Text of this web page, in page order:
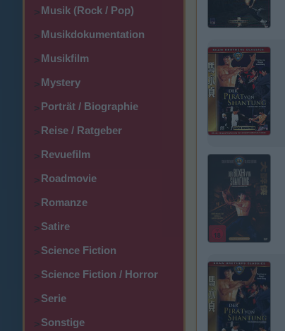
>Musik (Rock / Pop)
>Musikdokumentation
>Musikfilm
>Mystery
>Porträt / Biographie
>Reise / Ratgeber
>Revuefilm
>Roadmovie
>Romanze
>Satire
>Science Fiction
>Science Fiction / Horror
>Serie
>Sonstige